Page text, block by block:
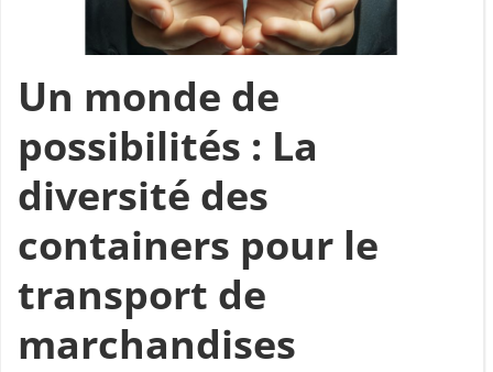
Un monde de
possibilités : La
diversité des
containers pour le
transport de
marchandises